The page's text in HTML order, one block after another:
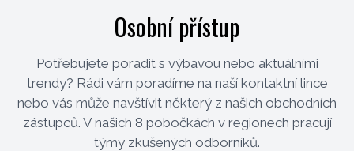
Osobní přístup
Potřebujete poradit s výbavou nebo aktuálními
trendy? Rádi vám poradíme na naší kontaktní lince
nebo vás může navštívit některý z našich obchodních
zástupců. V našich 8 pobočkách v regionech pracují
týmy zkušených odborníků.